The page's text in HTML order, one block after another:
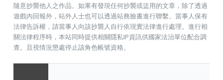
隨意抄襲他人之作品。如果有發現任何抄襲或盜用的文章，除了透過
遊戲內回報外，站外人士也可以透過站務臉書進行聯繫。當事人保有
法律告訴權，請當事人向該抄襲人自行依現實法律進行處理。進行相
關法律程序時，本站同時提供相關隱私IP資訊供國家法治單位配合調
查。且視情況懲處停止該角色帳號資格。